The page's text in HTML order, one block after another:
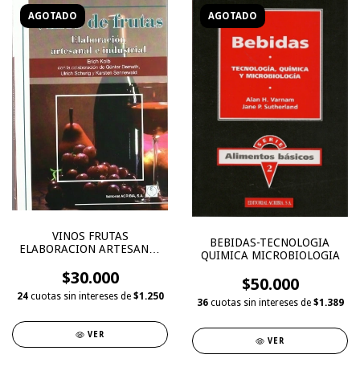
AGOTADO
VINOS FRUTAS
ELABORACION ARTESANAL
$30.000
24 cuotas sin intereses de $1.250
VER
AGOTADO
BEBIDAS-TECNOLOGIA
QUIMICA MICROBIOLOGIA
$50.000
36 cuotas sin intereses de $1.389
VER